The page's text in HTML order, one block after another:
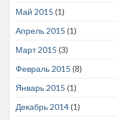
Май 2015 (1)
Апрель 2015 (1)
Март 2015 (3)
Февраль 2015 (8)
Январь 2015 (1)
Декабрь 2014(1)